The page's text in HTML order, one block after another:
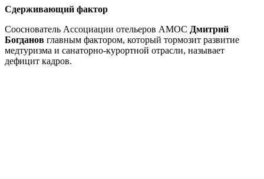
Сдерживающий фактор
Сооснователь Ассоциации отельеров АМОС Дмитрий
Богданов главным фактором, который тормозит развитие
медтуризма и санаторно-курортной отрасли, называет
дефицит кадров.